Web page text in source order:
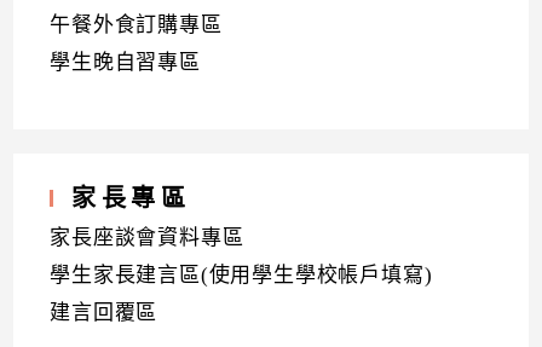
午餐外食訂購專區
學生晚自習專區
家長專區
家長座談會資料專區
學生家長建言區(使用學生學校帳戶填寫)
建言回覆區